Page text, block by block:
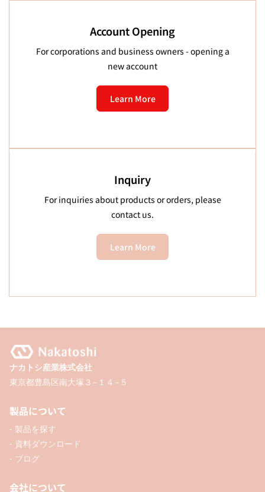
Account Opening
For corporations and business owners - opening a
new account
Learn More
Inquiry
For inquiries about products or orders, please
contact us.
Learn More
ナカトシ産業株式会社
東京都豊島区南大塚３−１４−５
製品について
- 製品を探す
- 資料ダウンロード
- ブログ
会社について